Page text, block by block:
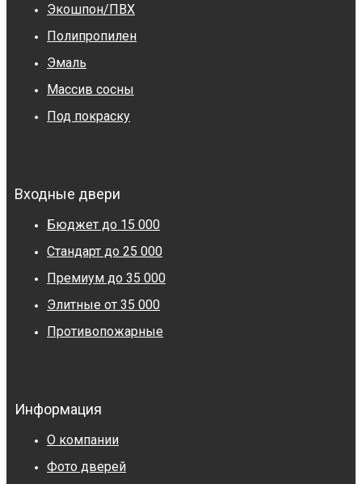
Экошпон/ПВХ
Полипропилен
Эмаль
Массив сосны
Под покраску
Входные двери
Бюджет до 15 000
Стандарт до 25 000
Премиум до 35 000
Элитные от 35 000
Противопожарные
Информация
О компании
Фото дверей